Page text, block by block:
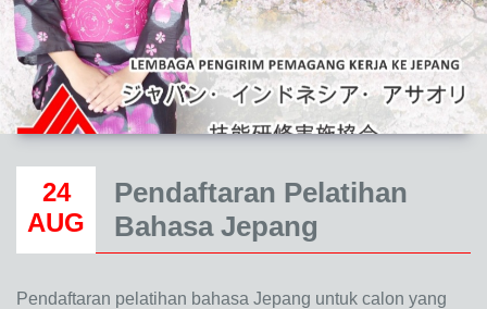
24
AUG
Pendaftaran Pelatihan
Bahasa Jepang
Pendaftaran pelatihan bahasa Jepang untuk calon yang